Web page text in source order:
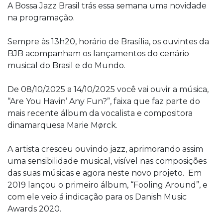
A Bossa Jazz Brasil trás essa semana uma novidade
na programação.
Sempre às 13h20, horário de Brasília, os ouvintes da
BJB acompanham os lançamentos do cenário
musical do Brasil e do Mundo.
De 08/10/2025 a 14/10/2025 você vai ouvir a música,
“Are You Havin’ Any Fun?”, faixa que faz parte do
mais recente álbum da vocalista e compositora
dinamarquesa Marie Mørck.
A artista cresceu ouvindo jazz, aprimorando assim
uma sensibilidade musical, visível nas composições
das suas músicas e agora neste novo projeto. Em
2019 lançou o primeiro álbum, “Fooling Around”, e
com ele veio á indicação para os Danish Music
Awards 2020.